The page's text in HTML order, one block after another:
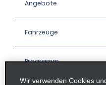
Angebote
Fahrzeuge
Programm
Wir verwenden Cookies